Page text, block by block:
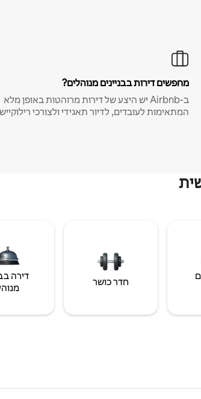
מחפשים דירות בבניינים מנוהלים?
ב-Airbnb יש היצע של דירות מרוהטות באופן מלא
המתאימות לעובדים, לדיור תאגידי ולצורכי
חדר כושר
דירה